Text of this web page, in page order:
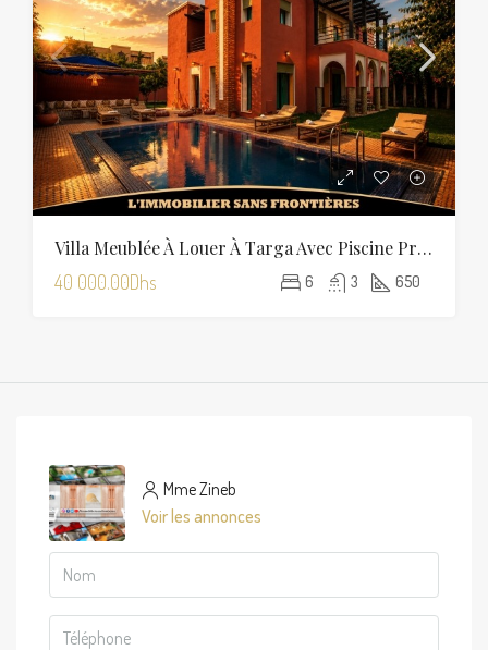
Villa Meublée À Louer À Targa Avec Piscine Privée, Hammam Et Sauna
40 000.00Dhs 6 3 650
Mme Zineb
Voir les annonces